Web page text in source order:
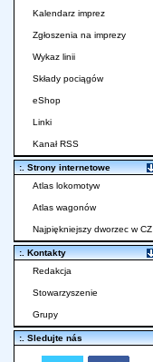
Kalendarz imprez
Zgłoszenia na imprezy
Wykaz linii
Składy pociągów
eShop
Linki
Kanał RSS
:. Strony internetowe
Atlas lokomotyw
Atlas wagonów
Najpiękniejszy dworzec w CZ
:. Kontakty
Redakcja
Stowarzyszenie
Grupy
:. Sledujte nás